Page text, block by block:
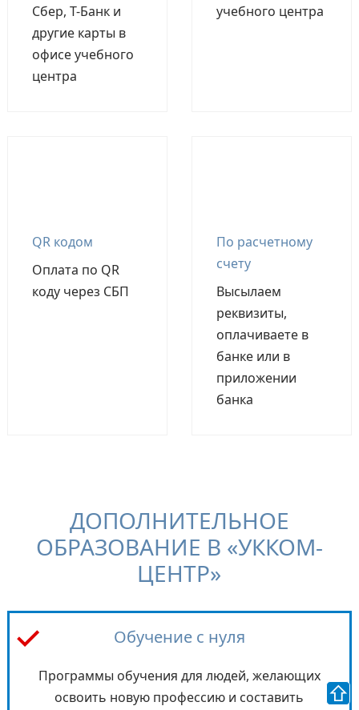
Сбер, Т-Банк и
другие карты в
офисе учебного
центра
учебного центра
QR кодом
Оплата по QR
коду через СБП
По расчетному
счету
Высылаем
реквизиты,
оплачиваете в
банке или в
приложении
банка
ДОПОЛНИТЕЛЬНОЕ
ОБРАЗОВАНИЕ В «УККОМ-
ЦЕНТР»
Обучение с нуля
Программы обучения для людей, желающих
освоить новую профессию и составить
⇧